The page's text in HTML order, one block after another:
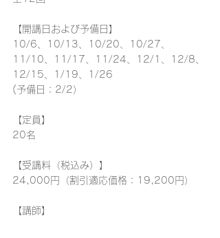
【開講日および予備日】
10/6、10/13、10/20、10/27、
11/10、11/17、11/24、12/1、12/8、
12/15、1/19、1/26
(予備日：2/2）
【定員】
20名
【受講料（税込み）】
24,000円（割引適応価格：19,200円）
【講師】